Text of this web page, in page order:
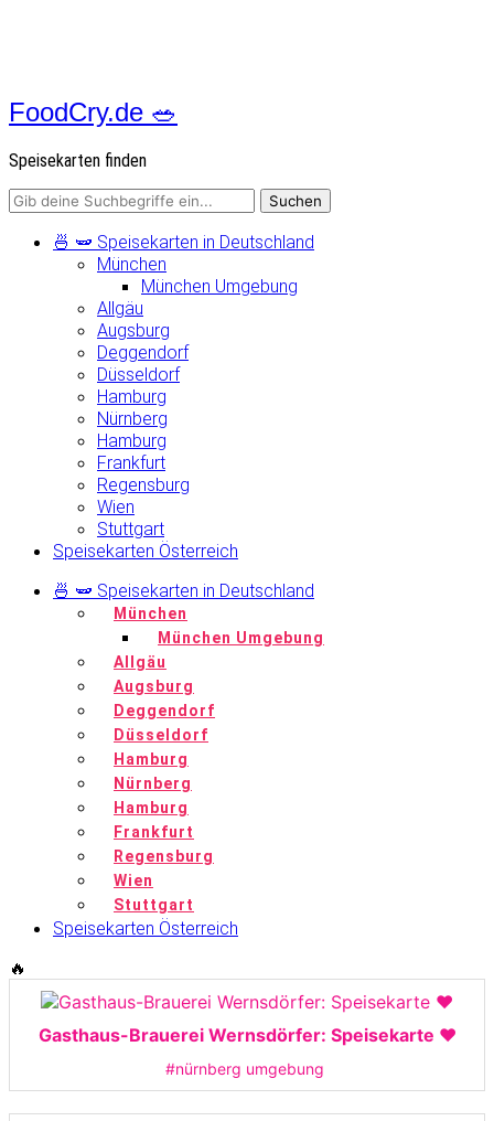
FoodCry.de 🥗
Speisekarten finden
🍜 🫛 Speisekarten in Deutschland
München
München Umgebung
Allgäu
Augsburg
Deggendorf
Düsseldorf
Hamburg
Nürnberg
Hamburg
Frankfurt
Regensburg
Wien
Stuttgart
Speisekarten Österreich
🍜 🫛 Speisekarten in Deutschland
München
München Umgebung
Allgäu
Augsburg
Deggendorf
Düsseldorf
Hamburg
Nürnberg
Hamburg
Frankfurt
Regensburg
Wien
Stuttgart
Speisekarten Österreich
🔥
Gasthaus-Brauerei Wernsdörfer: Speisekarte ❤️
#nürnberg umgebung